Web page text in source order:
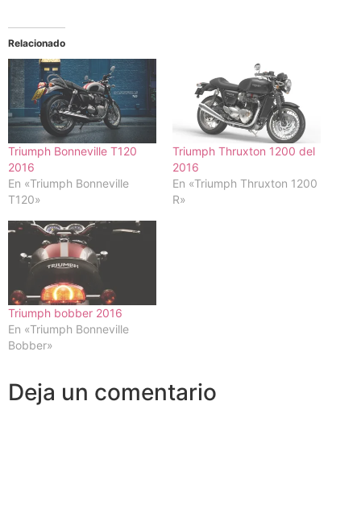
Relacionado
Triumph Bonneville T120
2016
En «Triumph Bonneville
T120»
Triumph Thruxton 1200 del
2016
En «Triumph Thruxton 1200
R»
Triumph bobber 2016
En «Triumph Bonneville
Bobber»
Deja un comentario